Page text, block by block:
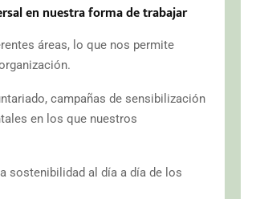
en nuestra forma de trabajar
áreas, lo que nos permite
campañas de sensibilización
en los que nuestros
sostenibilidad al día a día de los